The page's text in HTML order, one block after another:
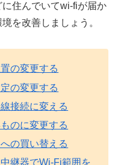
住んでいてwi‐fiが届か
を改善しましょう。
の変更する
の変更する
接続に変える
のに変更する
の買い替える
継器でWi-Fi範囲を